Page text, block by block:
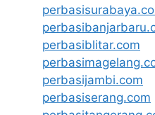
perbasiblitar.com
perbasijambi.com
perbasiserang.com